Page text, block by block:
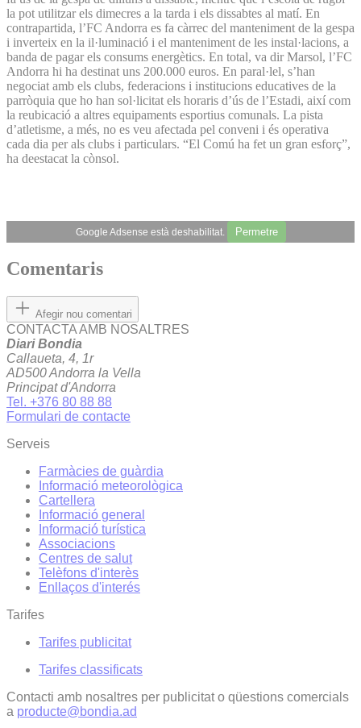
la pot utilitzar els dimecres a la tarda i els dissabtes al matí. En
contrapartida, l’FC Andorra es fa càrrec del manteniment de la gespa
i inverteix en la il·luminació i el manteniment de les instal·lacions, a
banda de pagar els consums energètics. En total, va dir Marsol, l’FC
Andorra hi ha destinat uns 200.000 euros. En paral·lel, s’han
negociat amb els clubs, federacions i institucions educatives de la
parròquia que ho han sol·licitat els horaris d’ús de l’Estadi, així com
la reubicació a altres equipaments esportius comunals. La pista
d’atletisme, a més, no es veu afectada pel conveni i és operativa
cada dia per als clubs i particulars. “El Comú ha fet un gran esforç”,
ha deestacat la cònsol.
Google Adsense està deshabilitat. Permetre
Comentaris
Afegir nou comentari
CONTACTA AMB NOSALTRES
Diari Bondia
Callaueta, 4, 1r
AD500 Andorra la Vella
Principat d'Andorra
Tel. +376 80 88 88
Formulari de contacte
Serveis
Farmàcies de guàrdia
Informació meteorològica
Cartellera
Informació general
Informació turística
Associacions
Centres de salut
Telèfons d'interès
Enllaços d'interés
Tarifes
Tarifes publicitat
Tarifes classificats
Contacti amb nosaltres per publicitat o qüestions comercials
a producte@bondia.ad